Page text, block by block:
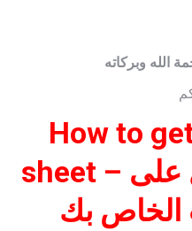
الله وبركاته
How to
sheet – طريقة الحصول على
الخاص بك